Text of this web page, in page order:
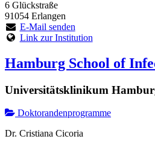
6 Glückstraße
91054 Erlangen
E-Mail senden
Link zur Institution
Hamburg School of
Universitätsklinikum
Doktorandenprogramme
Dr. Cristiana Cicoria